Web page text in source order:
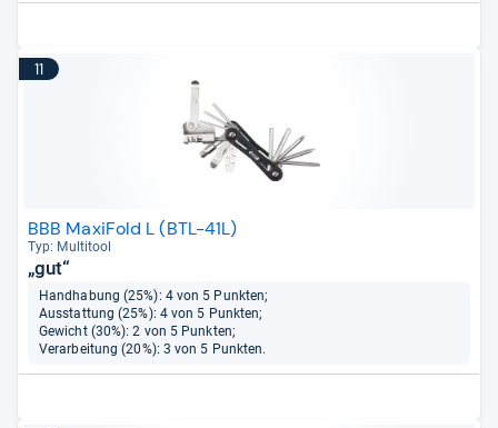
11
BBB MaxiFold L (BTL-41L)
Typ: Mul­ti­tool
„gut“
Handhabung (25%): 4 von 5 Punkten;
Ausstattung (25%): 4 von 5 Punkten;
Gewicht (30%): 2 von 5 Punkten;
Verarbeitung (20%): 3 von 5 Punkten.